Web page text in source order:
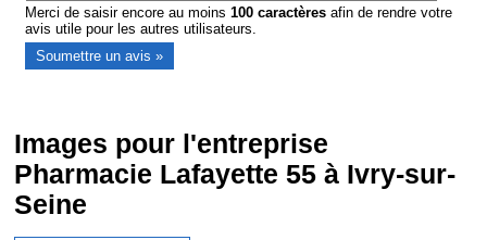
Merci de saisir encore au moins100 caractères afin de rendre votre
avis utile pour les autres utilisateurs.
Images pour l'entreprise
Pharmacie Lafayette 55 à Ivry-sur-
Seine